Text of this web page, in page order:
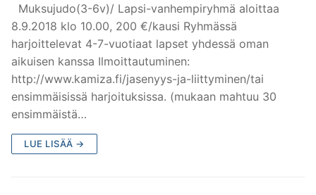
Muksujudo(3-6v)/ Lapsi-vanhempiryhmä aloittaa
8.9.2018 klo 10.00, 200 €/kausi Ryhmässä
harjoittelevat 4-7-vuotiaat lapset yhdessä oman
aikuisen kanssa Ilmoittautuminen:
http://www.kamiza.fi/jasenyys-ja-liittyminen/tai
ensimmäisissä harjoituksissa. (mukaan mahtuu 30
ensimmäistä…
LUE LISÄÄ →